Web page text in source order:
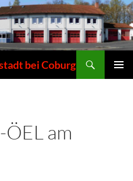
bei Coburg
am